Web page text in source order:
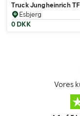
Truck Jungheinrich
Esbjerg
0 DKK
Vores